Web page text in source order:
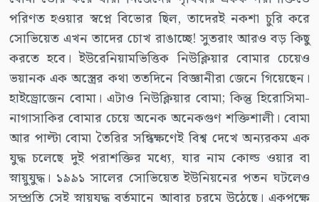
পরিণত হওয়ার স্বপ্নে বিভোর ছিল, তাদেরই নকশা চুরি করে
সোভিয়েত এখন তাদের চোখ রাঙাচ্ছে! সুতরাং আরও বড় কিছু
করতে হবে। ইউরেনিয়ামভিত্তিক নিউক্লিয়ার বোমার চেয়েও
ভয়ানক এক অস্ত্রের কথা ততদিনে বিজ্ঞানীরা জেনে গিয়েছেন।
হাইড্রোজেন বোমা। এটাও নিউক্লিয়ার বোমা; কিন্তু হিরোসিমা-
নাগাসাকির বোমার চেয়ে অনেক অনেকগুণ শক্তিশালী। বোমা
আর পাল্টা বোমা তৈরির সন্ধিক্ষণেই বিশ্ব দেখে অন্যরকম এক
যুদ্ধ চলেছে দুই পরাশক্তির মধ্যে, যার নাম কোল্ড ওয়ার বা
স্নায়ুযুদ্ধ। ১৯৯১ সালের সোভিয়েত ইউনিয়নের পতন ঘটলেও